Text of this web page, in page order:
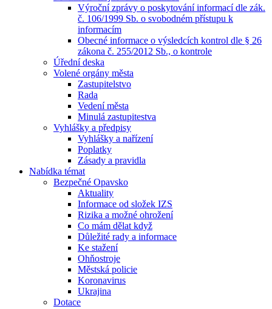
Výroční zprávy o poskytování informací dle zák.
č. 106/1999 Sb. o svobodném přístupu k
informacím
Obecné informace o výsledcích kontrol dle § 26
zákona č. 255/2012 Sb., o kontrole
Úřední deska
Volené orgány města
Zastupitelstvo
Rada
Vedení města
Minulá zastupitestva
Vyhlášky a předpisy
Vyhlášky a nařízení
Poplatky
Zásady a pravidla
Nabídka témat
Bezpečné Opavsko
Aktuality
Informace od složek IZS
Rizika a možné ohrožení
Co mám dělat když
Důležité rady a informace
Ke stažení
Ohňostroje
Městská policie
Koronavirus
Ukrajina
Dotace